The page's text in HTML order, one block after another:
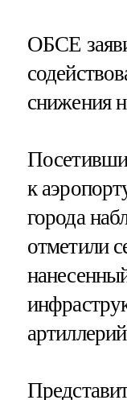
ОБСЕ
снижения
к
города
отметили